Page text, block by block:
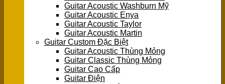
Guitar Acoustic Washburn Mỹ
Guitar Acoustic Enya
Guitar Acoustic Taylor
Guitar Acoustic Martin
Guitar Custom Đặc Biệt
Guitar Acoustic Thùng Mỏng
Guitar Classic Thùng Mỏng
Guitar Cao Cấp
Guitar Điện